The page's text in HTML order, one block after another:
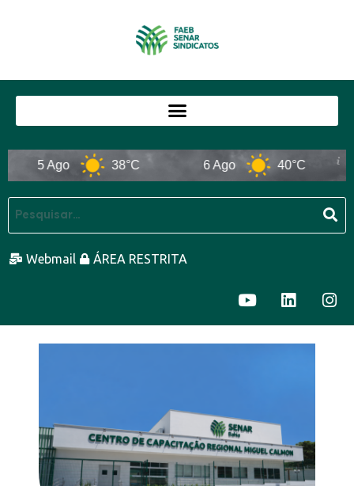
5 Ago 38°C 6 Ago 40°C
Webmail ÁREA RESTRITA